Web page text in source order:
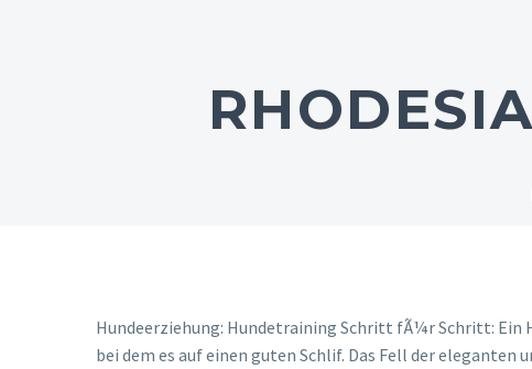
Hundeerziehung: Hundetraining Schritt fÃ¼r Schritt: Ein Hunderatgeber, wenn der Hund nicht hÃ¶rt. Es ist ein schöner ruhiger Ort. Jahren! Diamant, aber ein Rohdiamant, bei dem es auf einen guten Schlif. Das Fell der eleganten und kraftvollen Tiere reicht von hellweizen- bis rotbuchefarbend. Auch wir wünschen weiterhin viel Spaß mit Ihrem Kito. Der Rhodesian Ridgeback eignet sich aufgrund seiner Charakter- und Wesenszüge beispielsweise hervorragend als Partner für den Hundesport. Einigen Rassevertreterinnen merkt man zudem kaum Verhaltensänderungen an, während andere sich total wandeln. Einige Weibchen neigen zu Imponierverhalten, markieren das Territorium und heben dabei sogar ein wenig das Bein. Ursprung und Geschichte. Ein wundervoller Kerl, mit ein paar Macken zur Zeit. : myridgeback.eu- Nacaidos Rhodesian Ridgebacks seit 1996 :. Rhodesian Ridgeback Rüden Kidogo Ajabu Enzo. Liebe Grüße, Zwar gibt es Hunde, die dem wenig nachgehen, allerdings kann sich der Trieb auch später noch entwickeln und zutage treten. Wir haben bereits einen 15 jährigen Pinscher und sind auf das erste Zusammentreffen gespannt. Wie kann ich meinen Rhodesian Ridgeback richtig pflegen? Zum heutigen Stand ist der Test nur für folgende Rassen validiert: Amerikanischer Eskimo Dog, Berner Sennhund, Chesapeake Bay Retriever, Deutscher Boxer, Deutscher Schäferhund, Golden Retriever, Kerry Blue Terrier, Mops, Pudel, Pyrenäenberghund, Rhodesian Ridgeback, Sheltie, Welsh Corgi Cardigan & Pembroke und Wire Fox Terrier. L.G Immer noch der liebenswerte RR, Kinder werden immer noch geküsst und das Schwänzchen wedelt wie verrückt wenn er nur angesprochen wird. Ich bekomme mein kleines Mädchen in 7 Wochen, geb. Oder Du entscheidest Dich völlig unvoreingenommen für einen Kandidaten und schaust erst hinterher unters „Röckchen“. Der Ridgeback schaltet auf stur und verlier das Vertrauen zu seinem Halter. Great Dane, Bracco Italino, Rhodesian Ridgeback Long Hair Breeds Long Haired Chihuahua, Long Haired Daschund, Tibenan Spanial, Japanese Chin Wire Coated Jack Russell Terrier, Cavalier King Charles Spaniel, Fox Terrier Border Collie, Cocker Spaniel, Shiba Inu Golden Retreiver, Irish Setter, Long Haired German Shepherd St Bernard, Airedale, Italian Spinone Customers who bought this … In dieser Woche stand der Besuch der Welpen aus der Verpaarung von Sonny und Ida in Polen an. Ihr Löwenjäger wird unter solchen Umständen das Training eher verweigern und dicht machen. Hier sind Geduld und ein langer Atem gefragt. Vanessa. Ja bei uns war es genau so, er hat sich uns ausgesucht. 17/02/2020 2 Mini-Ridgebacks suchen schönes Zuhause . Wir möchten diesen Hund niemals missen. Zum Schutz Deiner persÃ¶nlichen Daten ist dieser Banner blockiert. Natürlich gibt es leider keinerlei Garantie, dass der Hund diese Lebensspanne auch erreicht. Der Name Rhodesian Ridgeback enthält zwei Hinweise auf den Ursprung der Rasse. Und Danke für das Lob 178 dáma. Er ist seinem Hundehalter gegenÃ¼ber sehr loyal und verschmust, wird sich allerdings niemals komplett unterwerfen. Unter Kennern gilt der Rhodesian Ridgeback als SpÃ¤tentwickler. Es gibt in der Tat Rassevertreter, die sind beim Anblick von Wild kaum noch zu bremsen und werden sehr aufgeregt. Vorher sind sie oftmals kaum zu bremsen und